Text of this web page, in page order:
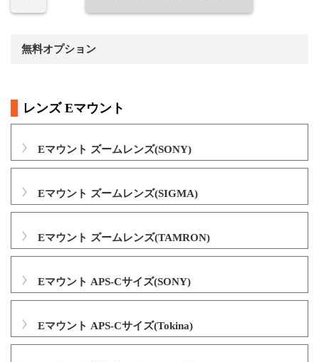
無料オプション
レンズ Eマウント
Eマウント ズームレンズ(SONY)
Eマウント ズームレンズ(SIGMA)
Eマウント ズームレンズ(TAMRON)
Eマウント APS-Cサイズ(SONY)
Eマウント APS-Cサイズ(Tokina)